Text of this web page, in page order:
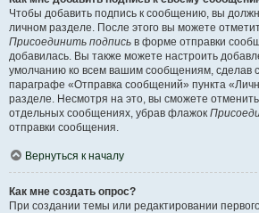
Чтобы добавить подпись к сообщению, вы
личном разделе. После этого вы можете
Присоединить подпись в форме отправки
добавилась. Вы также можете настроить
умолчанию ко всем вашим сообщениям, сделав
параграфе «Отправка сообщений» пункта
разделе. Несмотря на это, вы сможете
отдельных сообщениях, убрав флажок
отправки сообщения.
Вернуться к началу
Как мне создать опрос?
При создании темы или редактировании